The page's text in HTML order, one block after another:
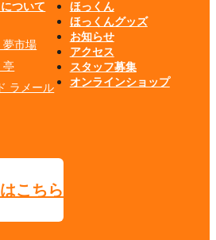
ついて
夢市場
亭
ラメール
ほっくん
ほっくんグッズ
お知らせ
アクセス
スタッフ募集
オンラインショップ
こちら